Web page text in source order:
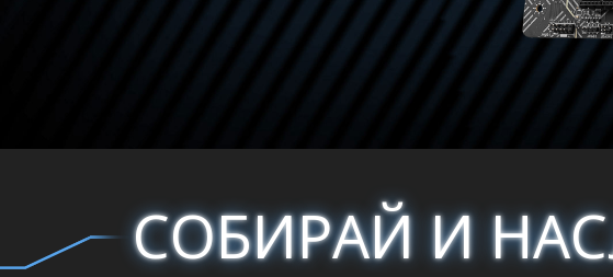
СОБИРАЙ И